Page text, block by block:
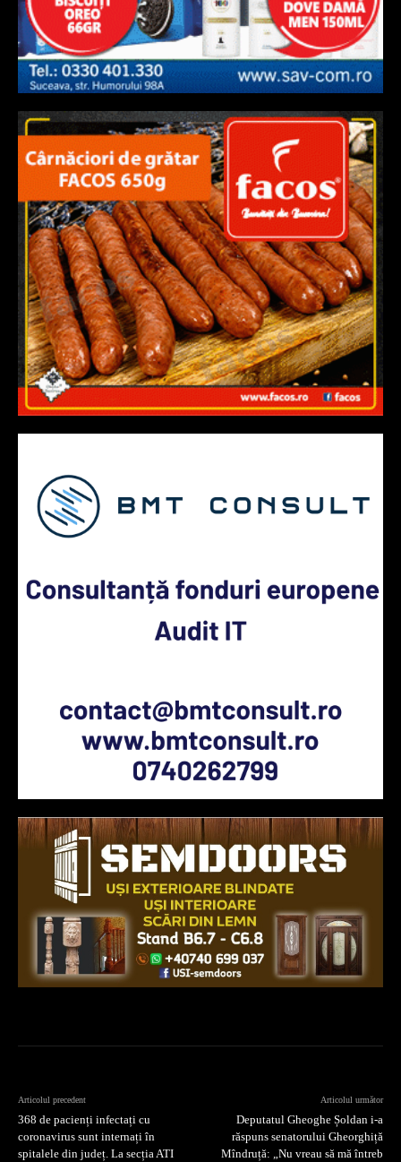
Articolul precedent
368 de pacienți infectați cu
coronavirus sunt internați în
spitalele din județ. La secția ATI
Articolul următor
Deputatul Gheoghe Șoldan i-a
răspuns senatorului Gheorghiță
Mîndruță: „Nu vreau să mă întreb